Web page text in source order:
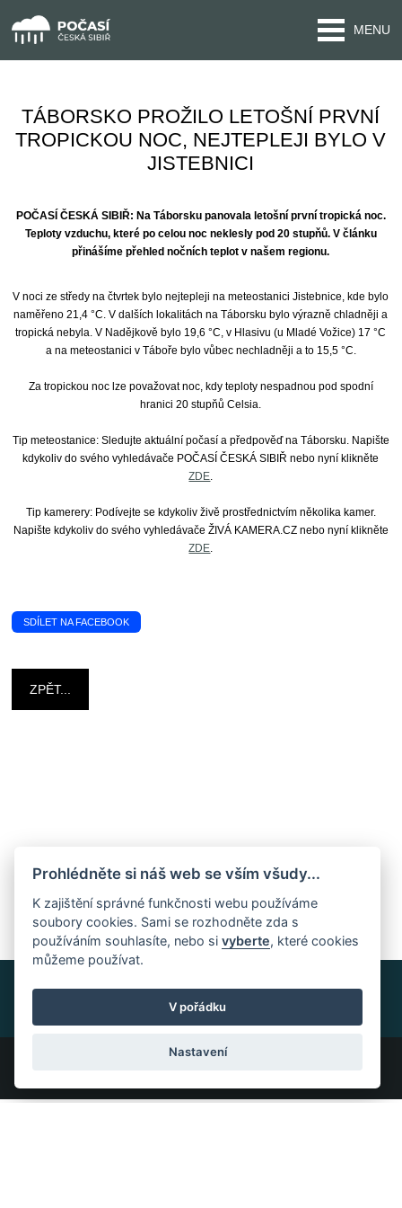
MENU
TÁBORSKO PROŽILO LETOŠNÍ PRVNÍ
TROPICKOU NOC, NEJTEPLEJI BYLO V
JISTEBNICI
POČASÍ ČESKÁ SIBIŘ: Na Táborsku panovala letošní první tropická noc.
Teploty vzduchu, které po celou noc neklesly pod 20 stupňů. V článku
přinášíme přehled nočních teplot v našem regionu.
V noci ze středy na čtvrtek bylo nejtepleji na meteostanici Jistebnice, kde bylo
naměřeno 21,4 °C. V dalších lokalitách na Táborsku bylo výrazně chladněji a
tropická nebyla. V Nadějkově bylo 19,6 °C, v Hlasivu (u Mladé Vožice) 17 °C
a na meteostanici v Táboře bylo vůbec nechladněji a to 15,5 °C.
Za tropickou noc lze považovat noc, kdy teploty nespadnou pod spodní
hranici 20 stupňů Celsia.
Tip meteostanice: Sledujte aktuální počasí a předpověď na Táborsku. Napište
kdykoliv do svého vyhledávače POČASÍ ČESKÁ SIBIŘ nebo nyní klikněte
ZDE.
Tip kamerery: Podívejte se kdykoliv živě prostřednictvím několika kamer.
Napište kdykoliv do svého vyhledávače ŽIVÁ KAMERA.CZ nebo nyní klikněte
ZDE.
SDÍLET NA FACEBOOK
ZPĚT...
Prohlédněte si náš web se vším všudy...
K zajištění správné funkčnosti webu používáme
soubory cookies. Sami se rozhodněte zda s
používáním souhlasíte, nebo si vyberte, které cookies
můžeme používat.
V pořádku
Nastavení